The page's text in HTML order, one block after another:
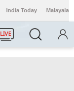
India Today Malayalam
LIVE